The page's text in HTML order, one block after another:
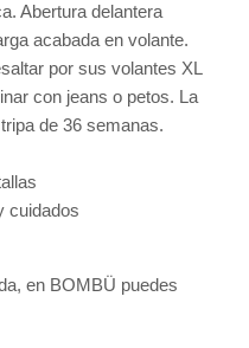
Abertura delantera
acabada en volante.
por sus volantes XL
con jeans o petos. La
de 36 semanas.
cuidados
en BOMBÜ puedes